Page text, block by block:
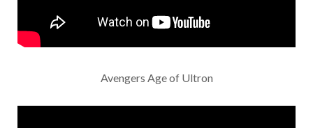
Avengers Age of Ultron